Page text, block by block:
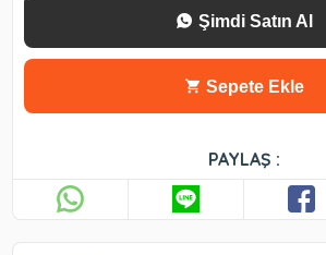
Şimdi Satın Al
Sepete Ekle
PAYLAŞ :